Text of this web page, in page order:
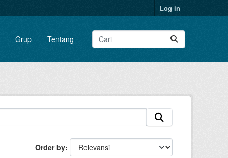
Log in
Grup Tentang
Order by